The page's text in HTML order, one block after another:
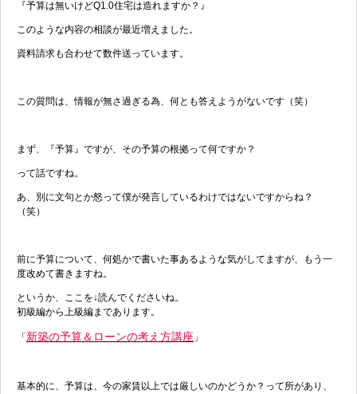
『予算は無いけどQ1.0住宅は造れますか？』
このような内容の相談が最近増えました。
資料請求も合わせて数件送っています。
この質問は、情報が無さ過ぎる為、何とも答えようがないです（笑）
まず、『予算』ですが、その予算の根拠って何ですか？
って話ですね。
あ、別に文句とか怒って僕が発言しているわけではないですからね？
（笑）
前に予算について、何処かで書いた事あるような気がしてますが、もう一
度改めて書きますね。
というか、ここを↓読んでくださいね。
初級編から上級編まであります。
「 新築の予算＆ローンの考え方講座 」
基本的に、予算は、今の家賃以上では厳しいのかどうか？って所があり、